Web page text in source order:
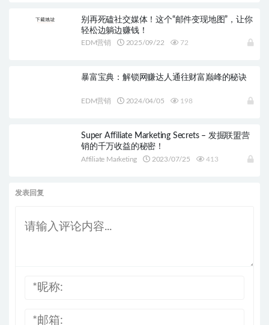
别再死磕社交媒体！这个“邮件变现地图”，让你
轻松边躺边赚钱！
EDM营销 2025/09/22 72
暴富宝典：解锁网赚达人通往财富巅峰的秘诀
EDM营销 2024/04/05 198
Super Affiliate Marketing Secrets – 发掘联盟营
销的千万收益的秘密！
Affiliate Marketing 2023/07/25 413
发表回复